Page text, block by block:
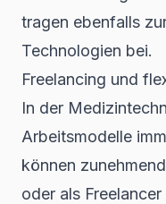
tragen ebenfalls
Technologien bei.
Freelancing und
In der
Arbeitsmodelle
können
oder als